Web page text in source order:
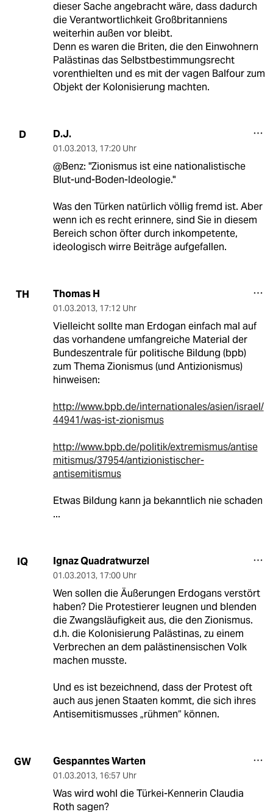
dieser Sache angebracht wäre, dass dadurch
die Verantwortlichkeit Großbritanniens
weiterhin außen vor bleibt.
Denn es waren die Briten, die den Einwohnern
Palästinas das Selbstbestimmungsrecht
vorenthielten und es mit der vagen Balfour zum
Objekt der Kolonisierung machten.
D D.J.
01.03.2013, 17:20 Uhr
@Benz: "Zionismus ist eine nationalistische
Blut-und-Boden-Ideologie."
Was den Türken natürlich völlig fremd ist. Aber
wenn ich es recht erinnere, sind Sie in diesem
Bereich schon öfter durch inkompetente,
ideologisch wirre Beiträge aufgefallen.
TH Thomas H
01.03.2013, 17:12 Uhr
Vielleicht sollte man Erdogan einfach mal auf
das vorhandene umfangreiche Material der
Bundeszentrale für politische Bildung (bpb)
zum Thema Zionismus (und Antizionismus)
hinweisen:
http://www.bpb.de/internationales/asien/israel/
44941/was-ist-zionismus
http://www.bpb.de/politik/extremismus/antise
mitismus/37954/antizionistischer-
antisemitismus
Etwas Bildung kann ja bekanntlich nie schaden
...
IQ Ignaz Quadratwurzel
01.03.2013, 17:00 Uhr
Wen sollen die Äußerungen Erdogans verstört
haben? Die Protestierer leugnen und blenden
die Zwangsläufigkeit aus, die den Zionismus.
d.h. die Kolonisierung Palästinas, zu einem
Verbrechen an dem palästinensischen Volk
machen musste.
Und es ist bezeichnend, dass der Protest oft
auch aus jenen Staaten kommt, die sich ihres
Antisemitismusses „rühmen“ können.
GW Gespanntes Warten
01.03.2013, 16:57 Uhr
Was wird wohl die Türkei-Kennerin Claudia
Roth sagen?